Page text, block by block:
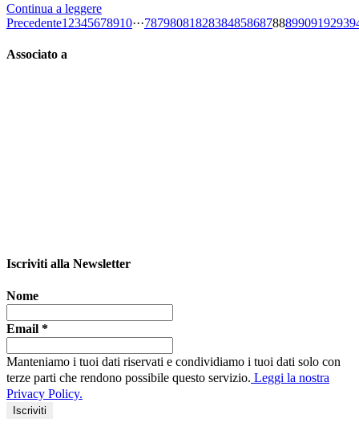
Continua a leggere
Precedente1 2345678910···78798081828384858687888990919293
Associato a
Iscriviti alla Newsletter
Nome
Email *
Manteniamo i tuoi dati riservati e condividiamo i tuoi dati solo con
terze parti che rendono possibile questo servizio. Leggi la nostra
Privacy Policy.